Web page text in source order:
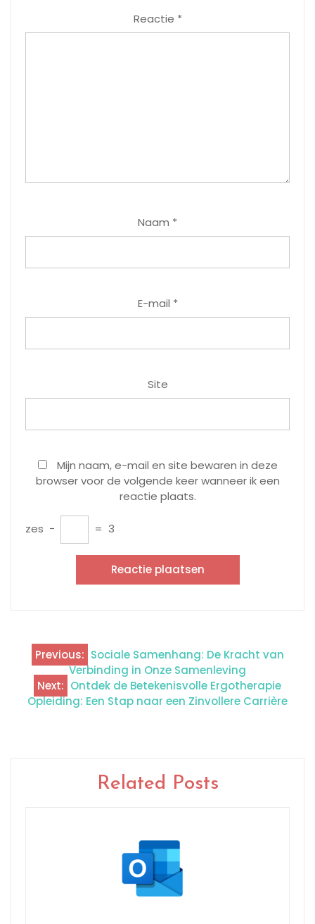
Reactie *
Naam *
E-mail *
Site
Mijn naam, e-mail en site bewaren in deze
browser voor de volgende keer wanneer ik een
reactie plaats.
zes − = 3
Berichtnavigatie
Previous: Sociale Samenhang: De Kracht van
Verbinding in Onze Samenleving
Next: Ontdek de Betekenisvolle Ergotherapie
Opleiding: Een Stap naar een Zinvollere Carrière
Related Posts